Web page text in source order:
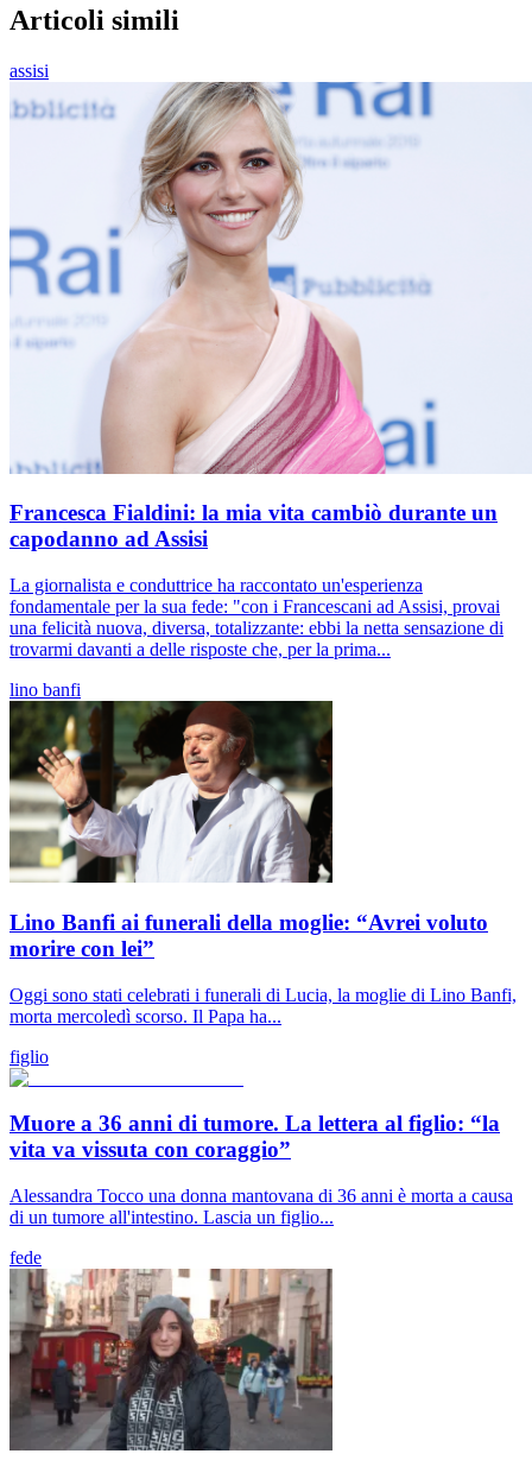
Articoli simili
assisi
Francesca Fialdini: la mia vita cambiò durante un
capodanno ad Assisi
La giornalista e conduttrice ha raccontato un'esperienza
fondamentale per la sua fede: "con i Francescani ad Assisi, provai
una felicità nuova, diversa, totalizzante: ebbi la netta sensazione di
trovarmi davanti a delle risposte che, per la prima...
lino banfi
Lino Banfi ai funerali della moglie: “Avrei voluto
morire con lei”
Oggi sono stati celebrati i funerali di Lucia, la moglie di Lino Banfi,
morta mercoledì scorso. Il Papa ha...
figlio
Muore a 36 anni di tumore. La lettera al figlio: “la
vita va vissuta con coraggio”
Alessandra Tocco una donna mantovana di 36 anni è morta a causa
di un tumore all'intestino. Lascia un figlio...
fede